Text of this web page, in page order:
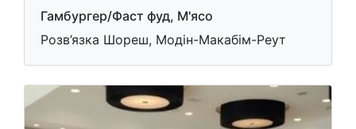
Гамбургер/Фаст фуд, М'ясо
Розв’язка Шореш, Модін-Макабім-Реут